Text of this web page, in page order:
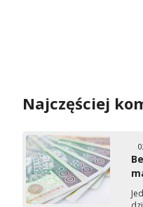
Najczęściej